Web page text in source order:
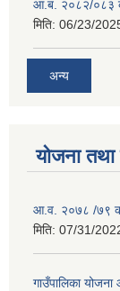
आ.ब. २०८२/०८३
मिति: 06/23/
अन्य
योजना तथा
आ.व. २०७८ /७९ को
मिति: 07/31/
गाउँपालिका